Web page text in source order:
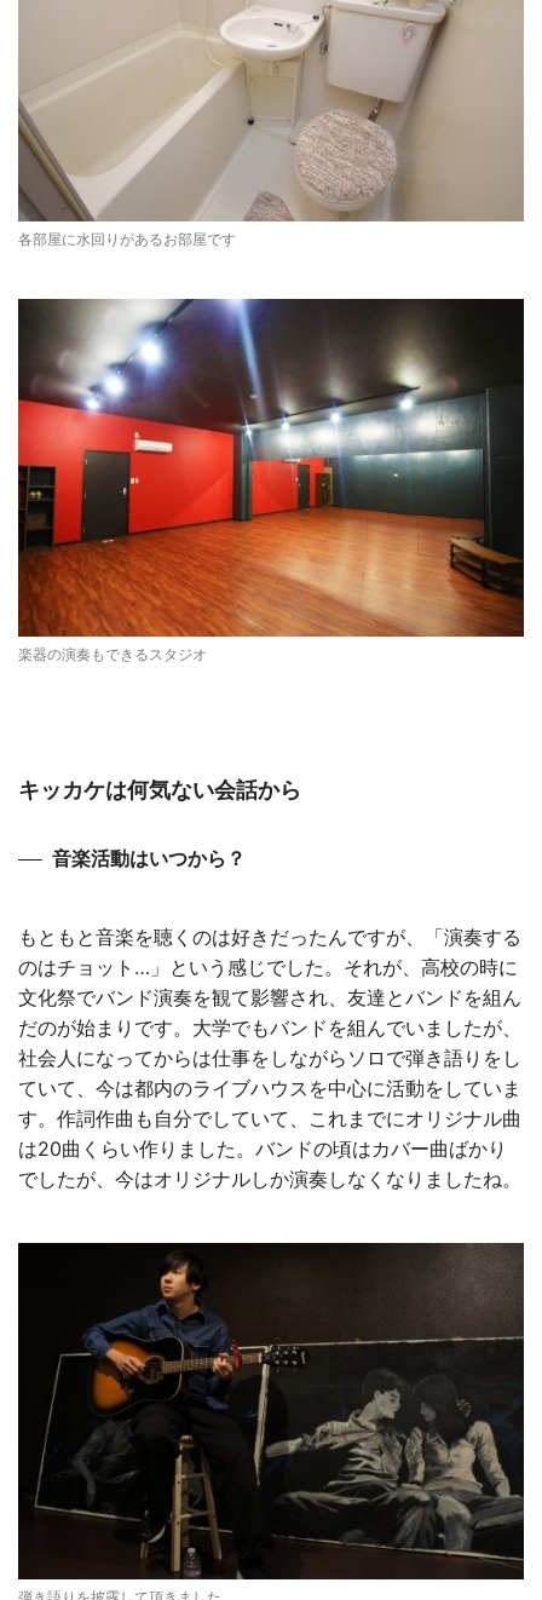
各部屋に水回りがあるお部屋です
楽器の演奏もできるスタジオ
キッカケは何気ない会話から
音楽活動はいつから？
もともと音楽を聴くのは好きだったんですが、「演奏する
のはチョット…」という感じでした。それが、高校の時に
文化祭でバンド演奏を観て影響され、友達とバンドを組ん
だのが始まりです。大学でもバンドを組んでいましたが、
社会人になってからは仕事をしながらソロで弾き語りをし
ていて、今は都内のライブハウスを中心に活動をしていま
す。作詞作曲も自分でしていて、これまでにオリジナル曲
は20曲くらい作りました。バンドの頃はカバー曲ばかり
でしたが、今はオリジナルしか演奏しなくなりましたね。